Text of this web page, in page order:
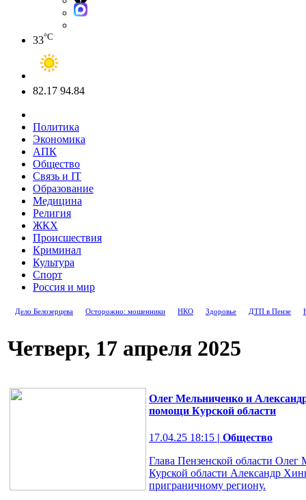
33°C
82.17 94.84
Политика
Экономика
АПК
Общество
Связь и IT
Образование
Медицина
Религия
ЖКХ
Происшествия
Криминал
Культура
Спорт
Россия и мир
Дело Белозерцева Осторожно: мошенники НКО Здоровье ДТП в Пензе
Четверг, 17 апреля 2025
Олег Мельниченко и
помощи Курской области
17.04.25 18:15 | Общество
Глава Пензенской области Олег
Курской области Александр
приграничному региону.